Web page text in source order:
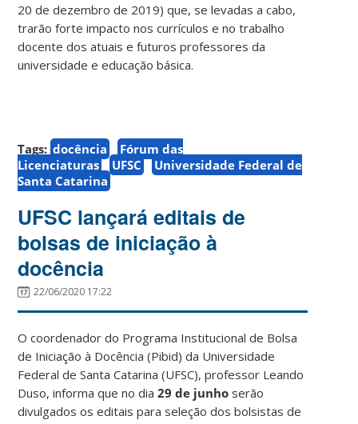
20 de dezembro de 2019) que, se levadas a cabo,
trarão forte impacto nos currículos e no trabalho
docente dos atuais e futuros professores da
universidade e educação básica.
Tags: docência
Fórum das
Licenciaturas
UFSC
Universidade Federal de
Santa Catarina
UFSC lançará editais de
bolsas de iniciação à
docência
22/06/2020 17:22
O coordenador do Programa Institucional de Bolsa
de Iniciação à Docência (Pibid) da Universidade
Federal de Santa Catarina (UFSC), professor Leando
Duso, informa que no dia29 de junho serão
divulgados os editais para seleção dos bolsistas de